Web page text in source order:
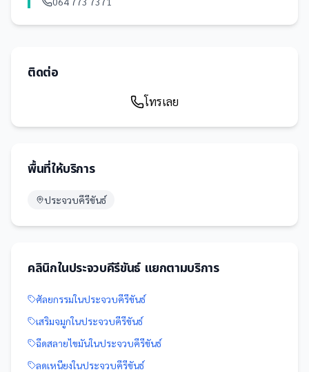
ติดต่อ
โทรเลย
พื้นที่ให้บริการ
ประจวบคีรีขันธ์
คลินิกในประจวบคีรีขันธ์แยกตามบริการ
ศัลยกรรมในประจวบคีรีขันธ์
เสริมจมูกในประจวบคีรีขันธ์
ฉีดสลายไขมันในประจวบคีรีขันธ์
ลดเหนียงในประจวบคีรีขันธ์